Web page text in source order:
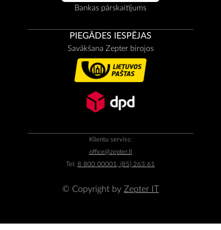
Bankas pārskaitījums
PIEGĀDES IESPĒJAS
Savākšana Zepter birojos
Klientu serviss:
office@zepter.lt
Tel: 8 800 00001, (85) 263 61
© Copyright by Zepter IT